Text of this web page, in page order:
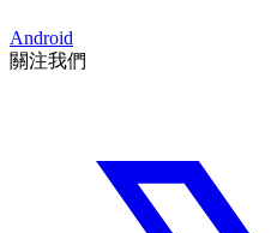
Android
關注我們